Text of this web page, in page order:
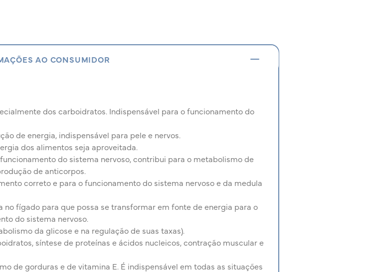
AO CONSUMIDOR
dos carboidratos. Indispensável para o funcionamento do
de energia, indispensável para pele e nervos.
dos alimentos seja aproveitada.
do sistema nervoso, contribui para o metabolismo de
de anticorpos.
correto e para o funcionamento do sistema nervoso e da medula
fígado para que possa se transformar em fonte de energia para o
do sistema nervoso.
da glicose e na regulação de suas taxas).
síntese de proteínas e ácidos nucleicos, contração muscular e
de gorduras e de vitamina E. É indispensável em todas as situações